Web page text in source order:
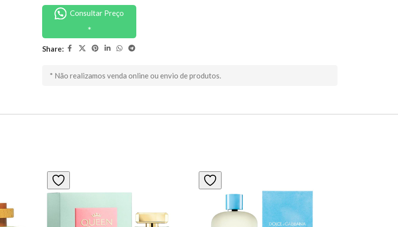
Consultar Preço
Share:
* Não realizamos venda online ou envio de produtos.